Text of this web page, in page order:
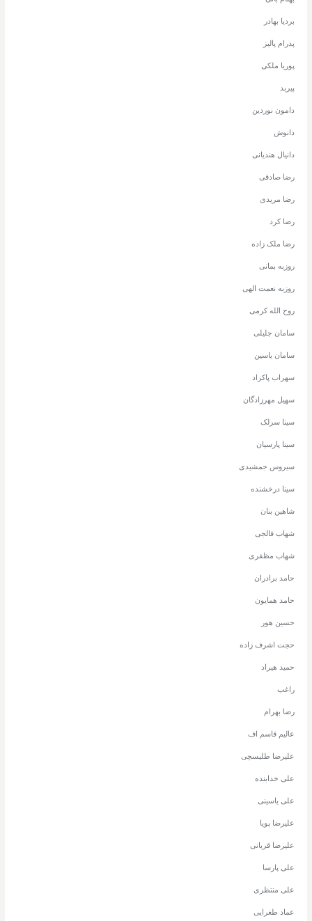
بردیا بهادر
پدرام پالیز
پوریا ملکی
پیربد
دامون نوردین
دانوش
دانیال هندیانی
رضا صادقی
رضا مریدی
رضا کرد
رضا ملک زاده
روزبه بمانی
روزبه نعمت الهی
روح الله کرمی
سامان جلیلی
سامان یاسین
سهراب پاکزاد
سهیل مهرزادگان
سینا سرلک
سینا پارسیان
سیروس جمشیدی
سینا درخشنده
شاهین بنان
شهاب فالجی
شهاب مظفری
حامد برادران
حامد همایون
حسین هور
حجت اشرف زاده
حمید هیراد
راغب
رضا بهرام
عالیم قاسم اف
علیرضا طلیسچی
علی خدابنده
علی یاسینی
علیرضا پویا
علیرضا قربانی
علی پارسا
علی منتظری
عماد طغرایی